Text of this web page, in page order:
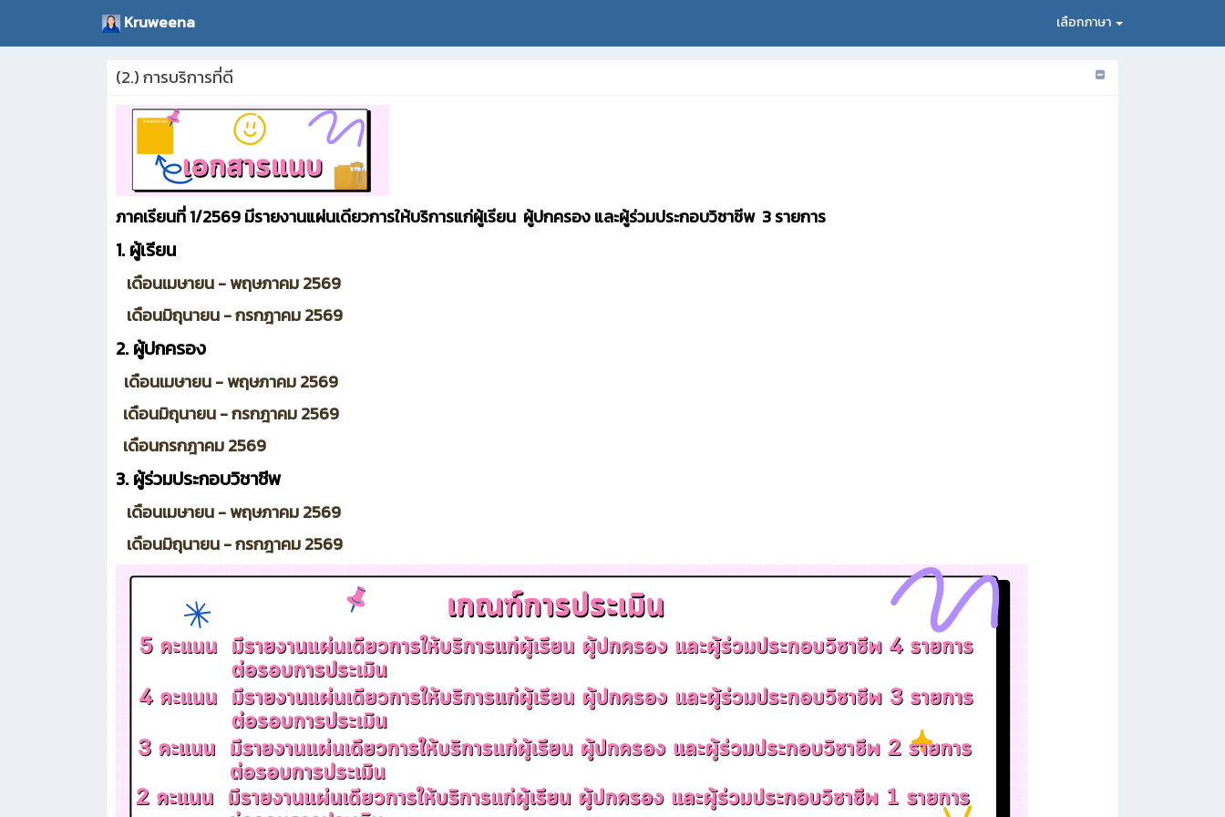
Kruweena เลือกภาษา
(2.) การบริการที่ดี
ภาคเรียนที่ 1/2569 มีรายงานแผ่นเดียวการให้บริการแก่ผู้เรียน ผู้ปกครอง และผู้ร่วมประกอบวิชาชีพ 3 รายการ
1. ผู้เรียน
เดือนเมษายน - พฤษภาคม 2569
เดือนมิถุนายน - กรกฎาคม 2569
2. ผู้ปกครอง
เดือนเมษายน - พฤษภาคม 2569
เดือนมิถุนายน - กรกฎาคม 2569
เดือนกรกฎาคม 2569
3. ผู้ร่วมประกอบวิชาชีพ
เดือนเมษายน - พฤษภาคม 2569
เดือนมิถุนายน - กรกฎาคม 2569